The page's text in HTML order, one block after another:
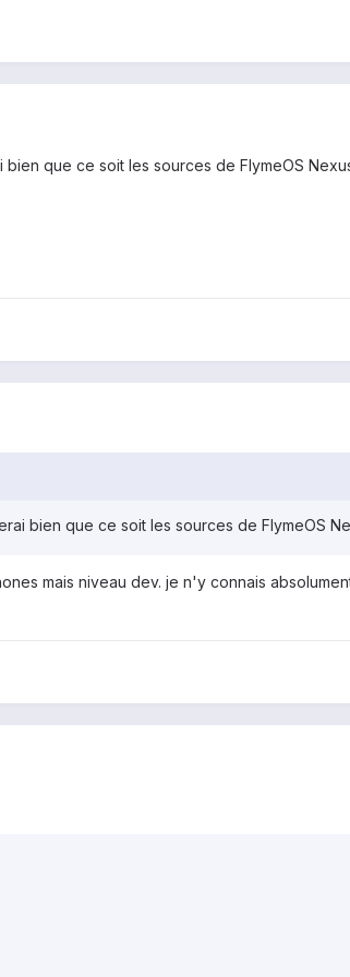
que ce soit les sources de FlymeOS
bien que ce soit les sources de FlymeOS
mais niveau dev. je n'y connais